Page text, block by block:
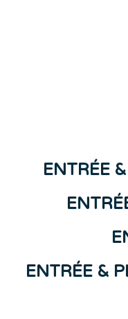
ENTRÉE &
ENTRÉE &